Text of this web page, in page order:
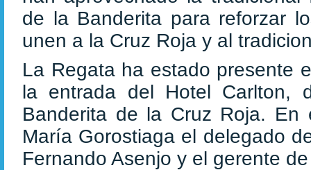
de la Banderita para reforzar
unen a la Cruz Roja y al
La Regata ha estado presente
la entrada del Hotel Carlton,
Banderita de la Cruz Roja.
María Gorostiaga el delegado
Fernando Asenjo y el gerente